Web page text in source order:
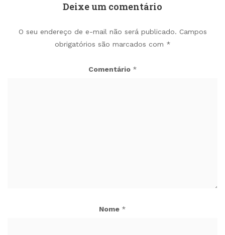
Deixe um comentário
O seu endereço de e-mail não será publicado. Campos
obrigatórios são marcados com *
Comentário *
Nome *